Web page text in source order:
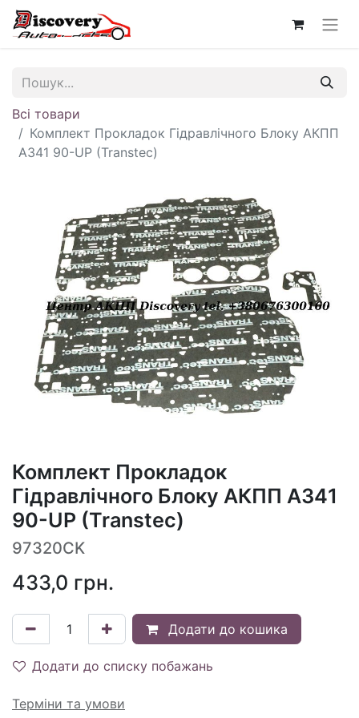
Всі товари
Комплект Прокладок Гідравлічного Блоку АКПП
A341 90-UP (Transtec)
Комплект Прокладок
Гідравлічного Блоку АКПП A341
90-UP (Transtec)
97320CK
433,0 грн.
Додати до кошика
Додати до списку побажань
Терміни та умови